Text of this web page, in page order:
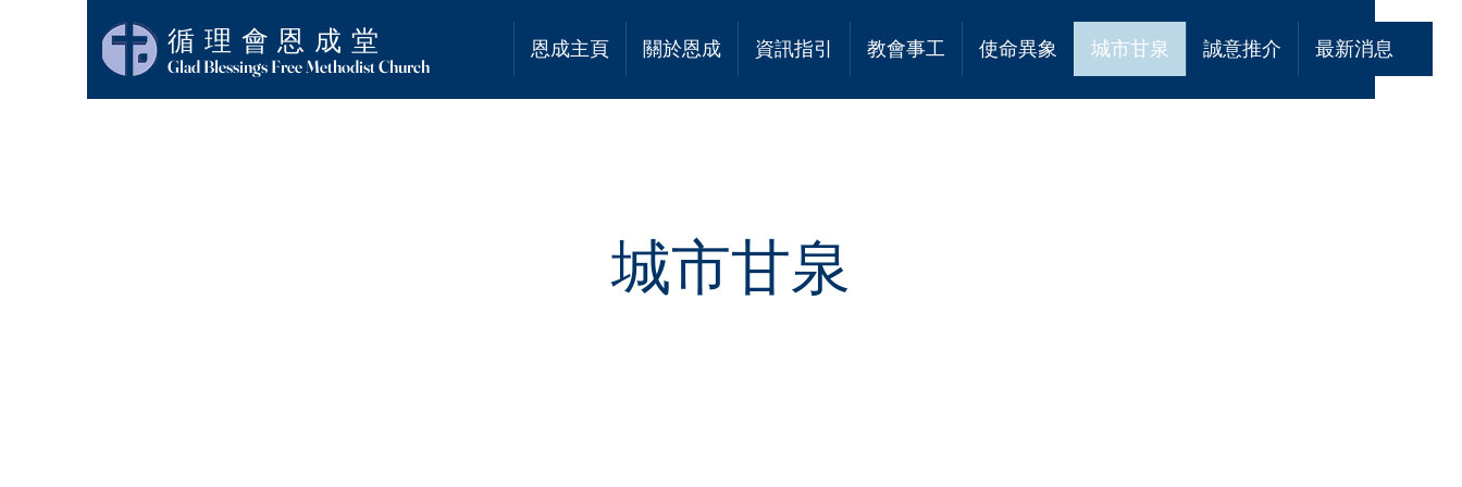
循理會恩成堂
Glad Blessings Free Methodist Church
恩成主頁 關於恩成 資訊指引 教會事工 使命異象 城市甘泉 誠意推介 最新消息
城市甘泉